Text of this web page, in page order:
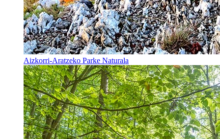
Aizkorri-Aratzeko Parke Naturala